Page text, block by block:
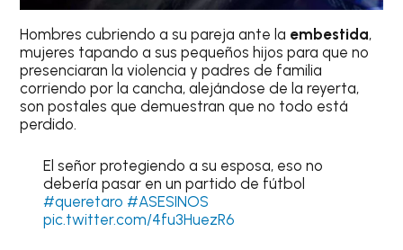
Hombres cubriendo a su pareja ante la embestida,
mujeres tapando a sus pequeños hijos para que no
presenciaran la violencia y padres de familia
corriendo por la cancha, alejándose de la reyerta,
son postales que demuestran que no todo está
perdido.
El señor protegiendo a su esposa, eso no
debería pasar en un partido de fútbol
#queretaro #ASESINOS
pic.twitter.com/4fu3HuezR6